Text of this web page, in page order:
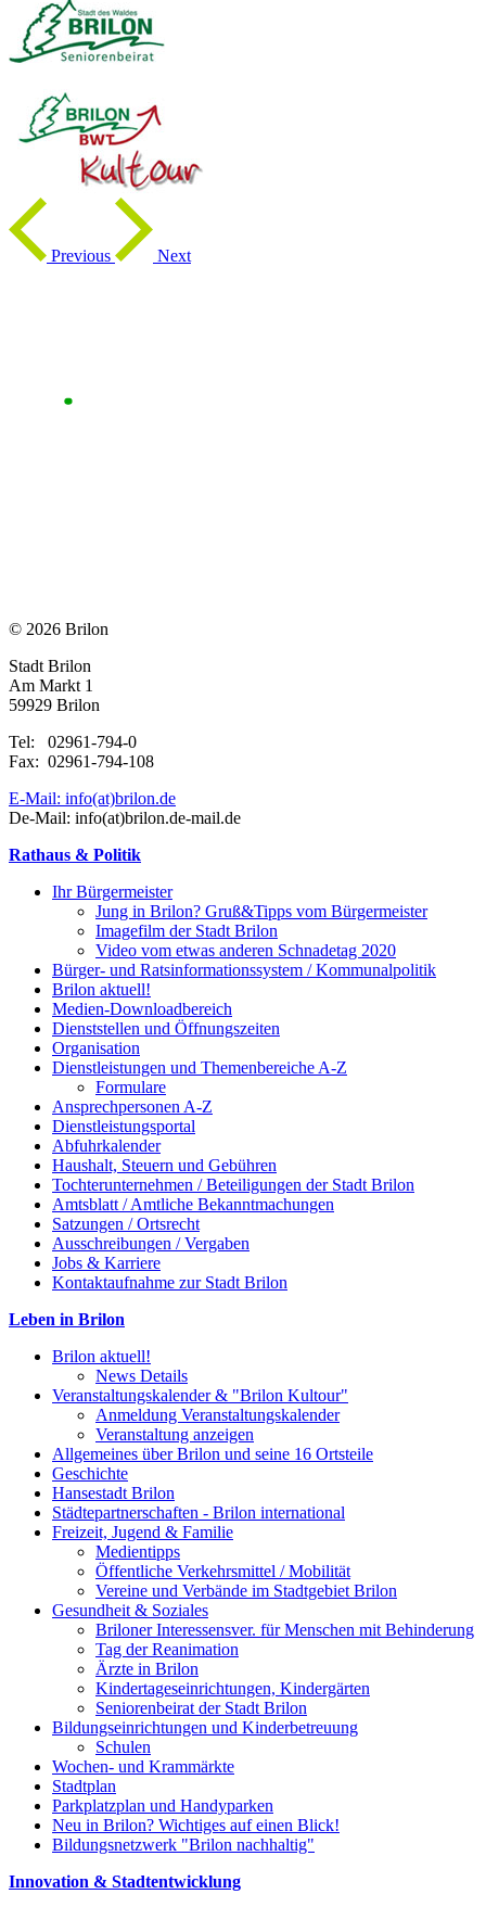
Previous Next
© 2026 Brilon
Stadt Brilon
Am Markt 1
59929 Brilon
Tel: 02961-794-0
Fax: 02961-794-108
E-Mail: info(at)brilon.de
De-Mail: info(at)brilon.de-mail.de
Rathaus & Politik
Ihr Bürgermeister
Jung in Brilon? Gruß&Tipps vom Bürgermeister
Imagefilm der Stadt Brilon
Video vom etwas anderen Schnadetag 2020
Bürger- und Ratsinformationssystem / Kommunalpolitik
Brilon aktuell!
Medien-Downloadbereich
Dienststellen und Öffnungszeiten
Organisation
Dienstleistungen und Themenbereiche A-Z
Formulare
Ansprechpersonen A-Z
Dienstleistungsportal
Abfuhrkalender
Haushalt, Steuern und Gebühren
Tochterunternehmen / Beteiligungen der Stadt Brilon
Amtsblatt / Amtliche Bekanntmachungen
Satzungen / Ortsrecht
Ausschreibungen / Vergaben
Jobs & Karriere
Kontaktaufnahme zur Stadt Brilon
Leben in Brilon
Brilon aktuell!
News Details
Veranstaltungskalender & "Brilon Kultour"
Anmeldung Veranstaltungskalender
Veranstaltung anzeigen
Allgemeines über Brilon und seine 16 Ortsteile
Geschichte
Hansestadt Brilon
Städtepartnerschaften - Brilon international
Freizeit, Jugend & Familie
Medientipps
Öffentliche Verkehrsmittel / Mobilität
Vereine und Verbände im Stadtgebiet Brilon
Gesundheit & Soziales
Briloner Interessensver. für Menschen mit Behinderung
Tag der Reanimation
Ärzte in Brilon
Kindertageseinrichtungen, Kindergärten
Seniorenbeirat der Stadt Brilon
Bildungseinrichtungen und Kinderbetreuung
Schulen
Wochen- und Krammärkte
Stadtplan
Parkplatzplan und Handyparken
Neu in Brilon? Wichtiges auf einen Blick!
Bildungsnetzwerk "Brilon nachhaltig"
Innovation & Stadtentwicklung